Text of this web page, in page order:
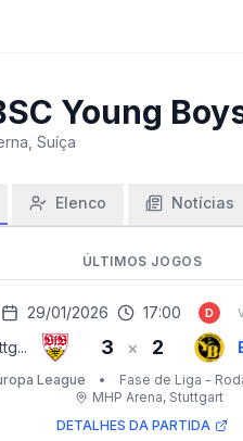
Young
Suíça
Elenco Notícias
ÚLTIMOS JOGOS
29/01/2026 17:00 D
3 × 2
League • Fase de Liga -
MHP Arena, Stuttgart
DETALHES DA PARTIDA